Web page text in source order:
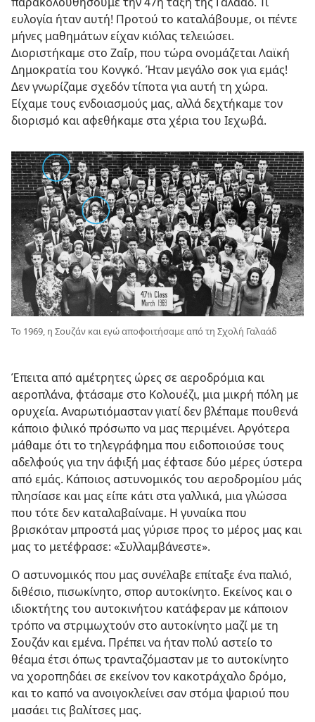
ευλογία ήταν αυτή! Προτού το καταλάβουμε, οι πέντε
μήνες μαθημάτων είχαν κιόλας τελειώσει.
Διοριστήκαμε στο Ζαΐρ, που τώρα ονομάζεται Λαϊκή
Δημοκρατία του Κονγκό. Ήταν μεγάλο σοκ για εμάς!
Δεν γνωρίζαμε σχεδόν τίποτα για αυτή τη χώρα.
Είχαμε τους ενδοιασμούς μας, αλλά δεχτήκαμε τον
διορισμό και αφεθήκαμε στα χέρια του Ιεχωβά.
Το 1969, η Σουζάν και εγώ αποφοιτήσαμε από τη Σχολή Γαλαάδ
Έπειτα από αμέτρητες ώρες σε αεροδρόμια και
αεροπλάνα, φτάσαμε στο Κολουέζι, μια μικρή πόλη με
ορυχεία. Αναρωτιόμασταν γιατί δεν βλέπαμε πουθενά
κάποιο φιλικό πρόσωπο να μας περιμένει. Αργότερα
μάθαμε ότι το τηλεγράφημα που ειδοποιούσε τους
αδελφούς για την άφιξή μας έφτασε δύο μέρες ύστερα
από εμάς. Κάποιος αστυνομικός του αεροδρομίου μάς
πλησίασε και μας είπε κάτι στα γαλλικά, μια γλώσσα
που τότε δεν καταλαβαίναμε. Η γυναίκα που
βρισκόταν μπροστά μας γύρισε προς το μέρος μας και
μας το μετέφρασε: «Συλλαμβάνεστε».
Ο αστυνομικός που μας συνέλαβε επίταξε ένα παλιό,
διθέσιο, πισωκίνητο, σπορ αυτοκίνητο. Εκείνος και ο
ιδιοκτήτης του αυτοκινήτου κατάφεραν με κάποιον
τρόπο να στριμωχτούν στο αυτοκίνητο μαζί με τη
Σουζάν και εμένα. Πρέπει να ήταν πολύ αστείο το
θέαμα έτσι όπως τρανταζόμασταν με το αυτοκίνητο
να χοροπηδάει σε εκείνον τον κακοτράχαλο δρόμο,
και το καπό να ανοιγοκλείνει σαν στόμα ψαριού που
μασάει τις βαλίτσες μας.